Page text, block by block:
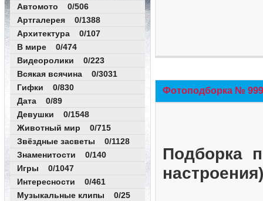
Автомото 0/506
Артгалерея 0/1388
Архитектура 0/107
В мире 0/474
Видеоролики 0/223
Всякая всячина 0/3031
Гифки 0/830
Дата 0/89
Девушки 0/1548
Животный мир 0/715
Звёздные засветы 0/1128
Знаменитости 0/140
Игры 0/1047
Интересности 0/461
Музыкальные клипы 0/25
Фотоподборка №
Подборка